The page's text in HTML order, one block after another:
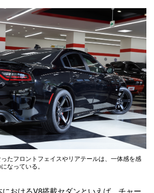
たフロントフェイスやリアテールは、一体感を感
なっている。
おけるV8搭載セダンといえば、チャー